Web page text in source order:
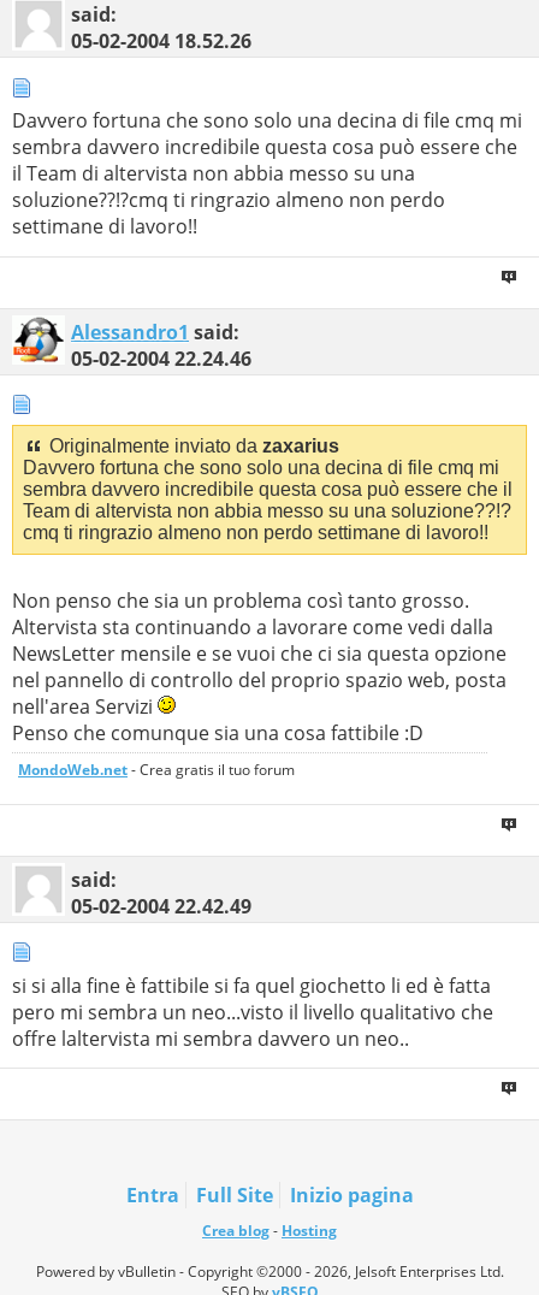
said:
05-02-2004 18.52.26
Davvero fortuna che sono solo una decina di file cmq mi
sembra davvero incredibile questa cosa può essere che
il Team di altervista non abbia messo su una
soluzione??!?cmq ti ringrazio almeno non perdo
settimane di lavoro!!
Alessandro1 said:
05-02-200422.24.46
Originalmente inviato da zaxarius
Davvero fortuna che sono solo una decina di file cmq mi
sembra davvero incredibile questa cosa può essere che il
Team di altervista non abbia messo su una soluzione??!?
cmq ti ringrazio almeno non perdo settimane di lavoro!!
Non penso che sia un problema così tanto grosso.
Altervista sta continuando a lavorare come vedi dalla
NewsLetter mensile e se vuoi che ci sia questa opzione
nel pannello di controllo del proprio spazio web, posta
nell'area Servizi
Penso che comunque sia una cosa fattibile :D
MondoWeb.net- Crea gratis il tuo forum
said:
05-02-200422.42.49
si si alla fine è fattibile si fa quel giochetto li ed è fatta
pero mi sembra un neo...visto il livello qualitativo che
offre laltervista mi sembra davvero un neo..
Entra Full Site Inizio pagina
Crea blog- Hosting
Powered by vBulletin - Copyright ©2000 - 2026, Jelsoft Enterprises Ltd.